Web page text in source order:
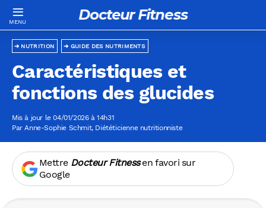
Docteur Fitness
GUIDE DES NUTRIMENTS
NUTRITION
Caractéristiques et
fonctions des glucides
Mis à jour le 04/01/2026 à 14h31
ParAnne-Sophie Schmit, Diététicienne nutritionniste
Mettre Docteur Fitnessen favori sur
Google